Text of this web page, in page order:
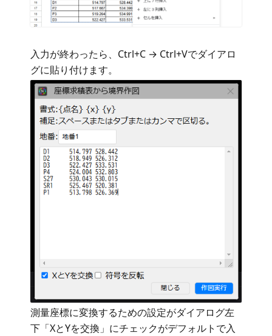
入力が終わったら、Ctrl+C → Ctrl+Vでダイアロ
グに貼り付けます。
測量座標に変換するための設定がダイアログ左
下「XとYを交換」にチェックがデフォルトで入